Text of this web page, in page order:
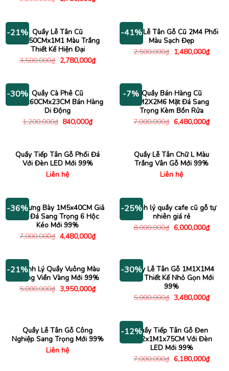
gốc hiện
2,780,000₫.
-21% Quầy Lễ Tân Cũ
1Mx50CMx1M1 Màu Trắng
Thiết Kế Hiện Đại
3,500,000₫ Giá
gốc
2,780,000₫Giá
hiện
2,780,000₫.
-41%
Quầy Lễ Tân Gỗ Cũ 2M4 Phối
Màu Sạch Đẹp
2,500,000₫ Giá
gốc
1,480,000₫Giá
hiện
-30% Quầy Cà Phê Cũ
1M8x60CMx23CM Bán Hàng
Di Động
1,200,000₫ Giá
840,000₫Giá
hiện
-7% Quầy Bán Hàng Cũ
3M2X2M6 Mặt Đá Sang
Trọng Kèm Bồn Rửa
7,000,000₫ Giá
gốc
6,480,000₫Giá
hiện
Quầy Tiếp Tân Gỗ Phối Đá
Với Đèn LED Mới 99%
Liên hệ
Quầy Lễ Tân Chữ L Màu
Trắng Vân Gỗ Mới 99%
Liên hệ
-36%
Tủ Trưng Bày 1M5x40CM Giả
Vân Đá Sang Trọng 6 Hộc
Kéo Mới 99%
7,000,000₫ Giá
gốc
4,480,000₫Giá
hiện
4,480,000₫.
-25%
Thanh lý quầy cafe cũ gỗ tự
nhiên giá rẻ
8,000,000₫ Giá
gốc
6,000,000₫Giá
hiện
-21%
Thanh Lý Quầy Vuông Màu
Trắng Viền Vàng Mới 99%
5,000,000₫ Giá
gốc
3,950,000₫Giá
hiện
-30%
Quầy Lễ Tân Gỗ 1M1X1M4
Nâu Thiết Kế Nhỏ Gọn Mới
99%
5,000,000₫ Giá
gốc
3,480,000₫Giá
hiện
Quầy Lễ Tân Gỗ Công
Nghiệp Sang Trọng Mới 99%
Liên hệ
-12%Quầy Tiếp Tân Gỗ Đen
2M2x1M1x75CM Với Đèn
LED Mới 99%
7,000,000₫ Giá
gốc
6,180,000₫Giá
hiện